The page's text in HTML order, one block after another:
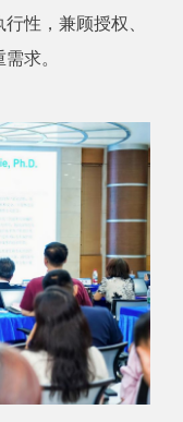
性，兼顾授权、
求。